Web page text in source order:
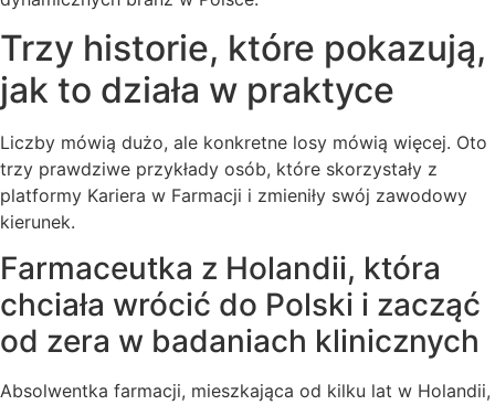
Trzy historie, które pokazują,
jak to działa w praktyce
Liczby mówią dużo, ale konkretne losy mówią więcej. Oto
trzy prawdziwe przykłady osób, które skorzystały z
platformy Kariera w Farmacji i zmieniły swój zawodowy
kierunek.
Farmaceutka z Holandii, która
chciała wrócić do Polski i zacząć
od zera w badaniach klinicznych
Absolwentka farmacji, mieszkająca od kilku lat w Holandii,